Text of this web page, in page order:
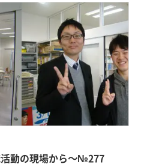
動の現場から～№277